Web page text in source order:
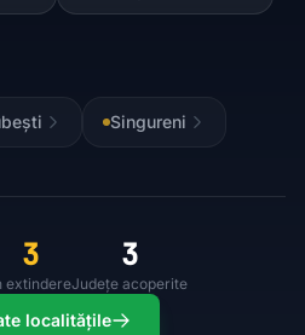
Singureni
3
extindere
3
Județe acoperite
localitățile